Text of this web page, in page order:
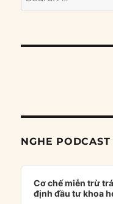
for:
NGHE PODCAST
Audio
Player
Cơ chế miễn trừ
định đầu tư khoa